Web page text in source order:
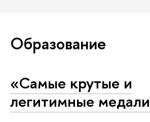
Образование
«Самые крутые и
легитимные